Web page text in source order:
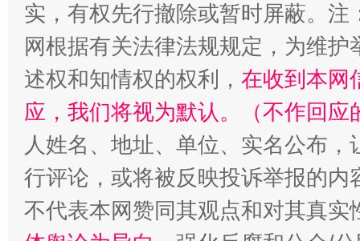
招工难、用工荒背后
实，有权先行撤除或暂时屏蔽。
网根据有关法律法规规定，为维
述权和知情权的权利， 在收到本网
应，我们将视为默认。（不作回应
人姓名、地址、单位、实名公布
行评论，或将被反映投诉举报的
不代表本网赞同其观点和对其真实